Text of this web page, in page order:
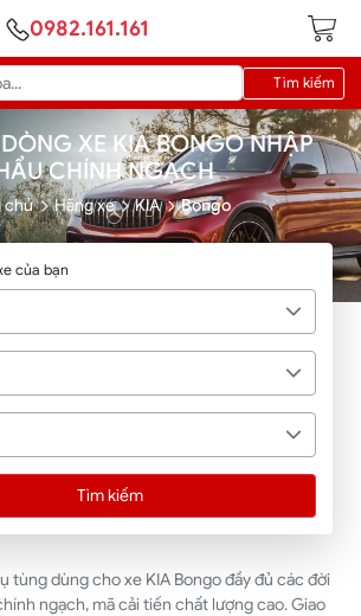
0982.161.161
Tìm kiếm
XE KIA BONGO NHẬP
CHÍNH NGẠCH
chủ Hãng xe KIA Bongo
của bạn
Tìm kiếm
tùng dùng cho xe KIA Bongo đầy đủ các đời
ngạch, mã cải tiến chất lượng cao. Giao